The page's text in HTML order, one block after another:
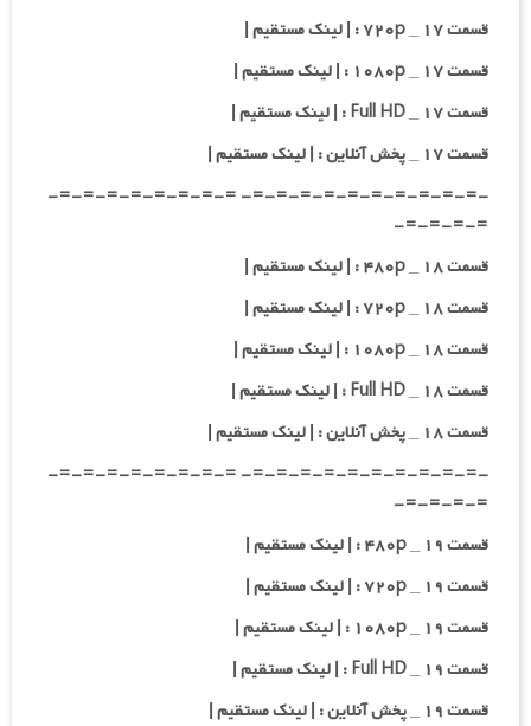
قسمت ۱۷ _ ۷۲۰p : | لینک مستقیم |
قسمت ۱۷ _ ۱۰۸۰p : | لینک مستقیم |
قسمت ۱۷ _ Full HD : | لینک مستقیم |
قسمت ۱۷ _ پخش آنلاین : | لینک مستقیم |
-=-=-=-=-=-=-=-=-=-=- =-=-=-=-=-=-=-=-
=-=-=-=-
قسمت ۱۸ _ ۴۸۰p : | لینک مستقیم |
قسمت ۱۸ _ ۷۲۰p : | لینک مستقیم |
قسمت ۱۸ _ ۱۰۸۰p : | لینک مستقیم |
قسمت ۱۸ _ Full HD : | لینک مستقیم |
قسمت ۱۸ _ پخش آنلاین : | لینک مستقیم |
-=-=-=-=-=-=-=-=-=-=- =-=-=-=-=-=-=-=-
=-=-=-=-
قسمت ۱۹ _ ۴۸۰p : | لینک مستقیم |
قسمت ۱۹ _ ۷۲۰p : | لینک مستقیم |
قسمت ۱۹ _ ۱۰۸۰p : | لینک مستقیم |
قسمت ۱۹ _ Full HD : | لینک مستقیم |
قسمت ۱۹ _ پخش آنلاین : | لینک مستقیم |